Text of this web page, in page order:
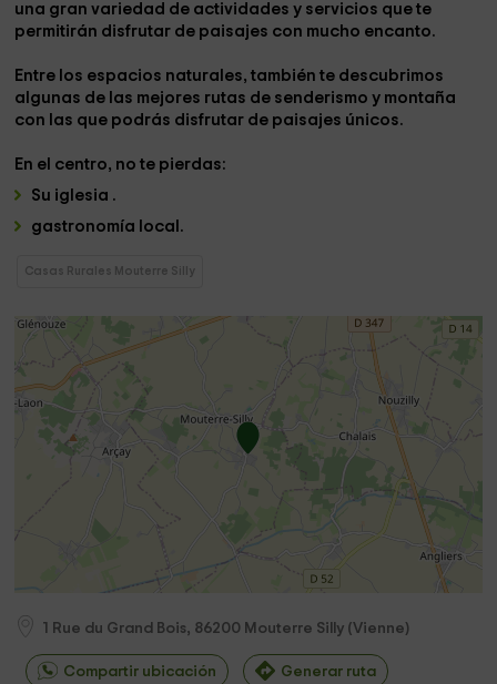
una granvariedad de actividades y servicios que te
permitirán disfrutar de paisajes con mucho encanto.
Entre los espacios naturales, también te descubrimos
algunas de las mejores rutas de senderismo y montaña
con las que podrás disfrutar de paisajes únicos.
En el centro, no te pierdas:
Su iglesia .
gastronomía local.
Casas Rurales Mouterre Silly
1 Rue du Grand Bois, 86200 Mouterre Silly (Vienne)
Compartir ubicación Generar ruta